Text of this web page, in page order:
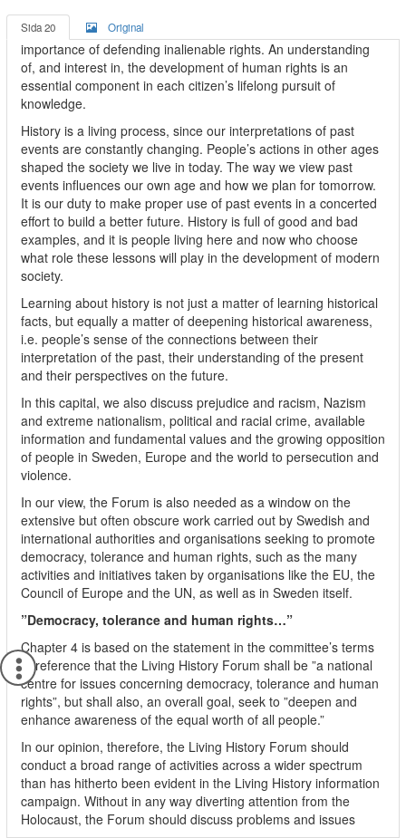
Sida 20 Original
importance of defending inalienable rights. An understanding
of, and interest in, the development of human rights is an
essential component in each citizen’s lifelong pursuit of
knowledge.
History is a living process, since our interpretations of past
events are constantly changing. People’s actions in other ages
shaped the society we live in today. The way we view past
events influences our own age and how we plan for tomorrow.
It is our duty to make proper use of past events in a concerted
effort to build a better future. History is full of good and bad
examples, and it is people living here and now who choose
what role these lessons will play in the development of modern
society.
Learning about history is not just a matter of learning historical
facts, but equally a matter of deepening historical awareness,
i.e. people’s sense of the connections between their
interpretation of the past, their understanding of the present
and their perspectives on the future.
In this capital, we also discuss prejudice and racism, Nazism
and extreme nationalism, political and racial crime, available
information and fundamental values and the growing opposition
of people in Sweden, Europe and the world to persecution and
violence.
In our view, the Forum is also needed as a window on the
extensive but often obscure work carried out by Swedish and
international authorities and organisations seeking to promote
democracy, tolerance and human rights, such as the many
activities and initiatives taken by organisations like the EU, the
Council of Europe and the UN, as well as in Sweden itself.
”Democracy, tolerance and human rights…”
Chapter 4 is based on the statement in the committee’s terms
of reference that the Living History Forum shall be ”a national
centre for issues concerning democracy, tolerance and human
rights”, but shall also, an overall goal, seek to ”deepen and
enhance awareness of the equal worth of all people.”
In our opinion, therefore, the Living History Forum should
conduct a broad range of activities across a wider spectrum
than has hitherto been evident in the Living History information
campaign. Without in any way diverting attention from the
Holocaust, the Forum should discuss problems and issues